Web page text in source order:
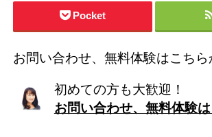
Pocket
お問い合わせ、無料体験はこちら
初めての方も大歓迎！
お問い合わせ、無料体験